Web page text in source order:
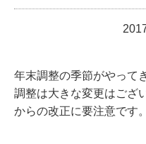
年末調整の季節がやって
調整は大きな変更はござ
からの改正に要注意です。